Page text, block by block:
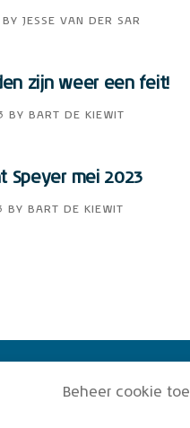
Beheer cookie
BY JESSE VAN DER SAR
zijn weer een feit!
BY BART DE KIEWIT
Speyer mei 2023
BY BART DE KIEWIT
Aeroclub. Basis lid,
vliegend lid. Ook niet